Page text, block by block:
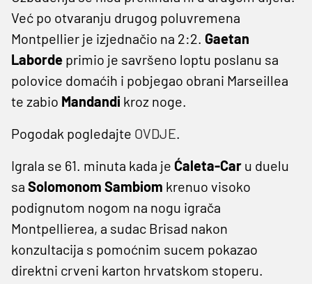
Već po otvaranju drugog poluvremena
Montpellier je izjednačio na 2:2. Gaetan
Laborde primio je savršeno loptu poslanu sa
polovice domaćih i pobjegao obrani Marseillea
te zabio Mandandi kroz noge.
Pogodak pogledajte OVDJE.
Igrala se 61. minuta kada je Ćaleta-Car u duelu
sa Solomonom Sambiom krenuo visoko
podignutom nogom na nogu igrača
Montpellierea, a sudac Brisad nakon
konzultacija s pomoćnim sucem pokazao
direktni crveni karton hrvatskom stoperu.